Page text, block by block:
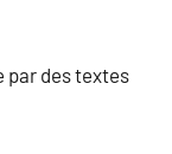
par des textes